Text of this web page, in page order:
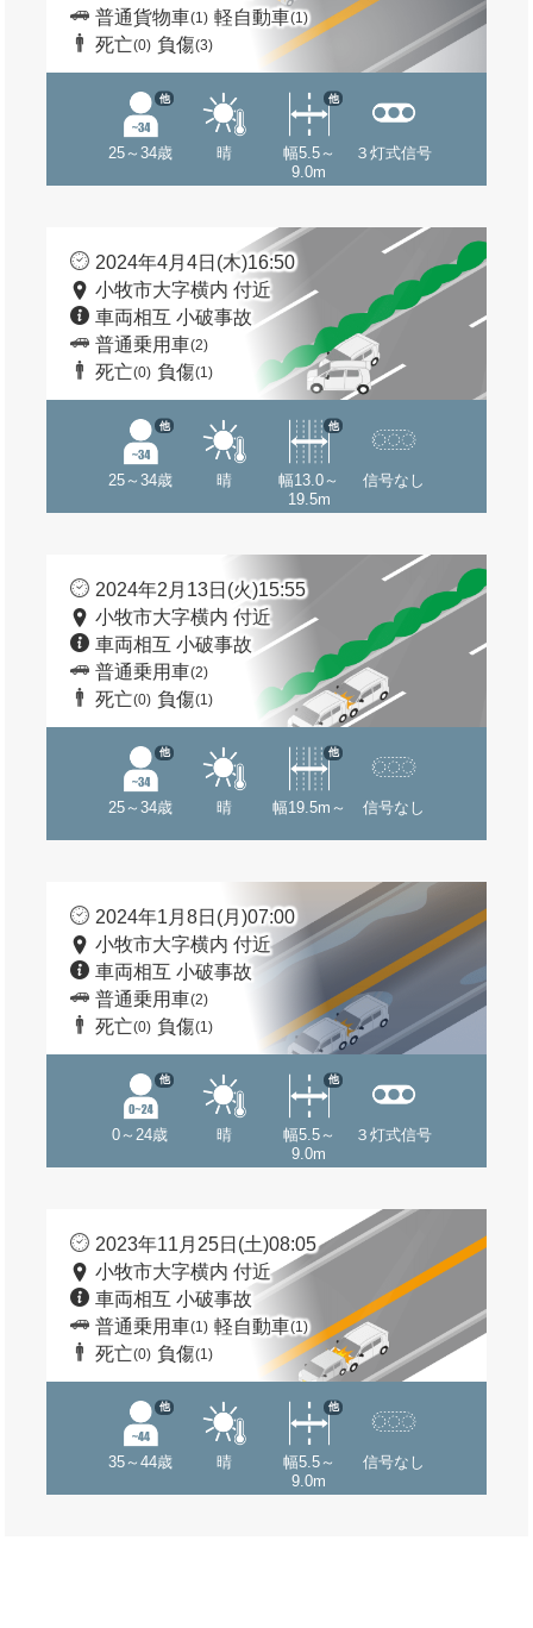
普通貨物車(1) 軽自動車(1)
死亡(0) 負傷(3)
25～34歳
他
晴
幅5.5～
9.0m
他
３灯式信号
2024年4月4日(木)16:50
小牧市大字横内 付近
車両相互 小破事故
普通乗用車(2)
死亡(0) 負傷(1)
25～34歳
他
晴
幅13.0～
19.5m
他
信号なし
2024年2月13日(火)15:55
小牧市大字横内 付近
車両相互 小破事故
普通乗用車(2)
死亡(0) 負傷(1)
25～34歳
他
晴 幅19.5m～
他
信号なし
2024年1月8日(月)07:00
小牧市大字横内 付近
車両相互 小破事故
普通乗用車(2)
死亡(0) 負傷(1)
0～24歳
他
晴
幅5.5～
9.0m
他
３灯式信号
2023年11月25日(土)08:05
小牧市大字横内 付近
車両相互 小破事故
普通乗用車(1) 軽自動車(1)
死亡(0) 負傷(1)
35～44歳
他
晴
幅5.5～
9.0m
他
信号なし